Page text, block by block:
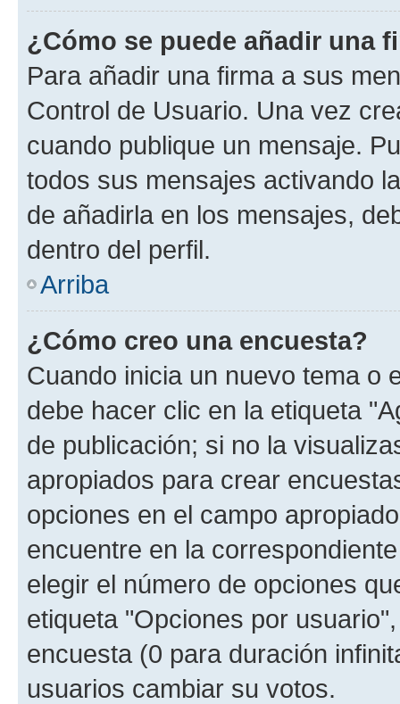
¿Cómo se puede añadir una
Para añadir una firma a sus
Control de Usuario. Una vez
cuando publique un mensaje.
todos sus mensajes activando
de añadirla en los mensajes,
dentro del perfil.
Arriba
¿Cómo creo una encuesta?
Cuando inicia un nuevo tema o
debe hacer clic en la etiqueta
de publicación; si no la
apropiados para crear
opciones en el campo
encuentre en la
elegir el número de opciones
etiqueta "Opciones por
encuesta (0 para duración
usuarios cambiar su votos.